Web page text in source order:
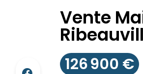
Vente
126 900 €